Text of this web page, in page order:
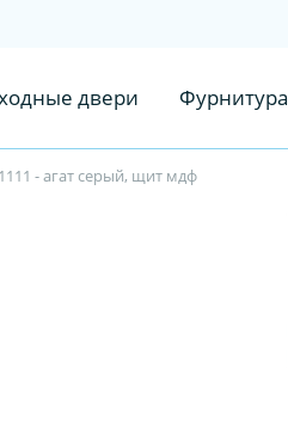
двери Фурнитура
- агат серый, щит мдф